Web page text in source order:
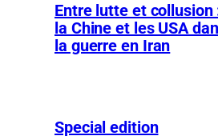
Entre lutte et collusion
la Chine et les USA
la guerre en Iran
Special edition